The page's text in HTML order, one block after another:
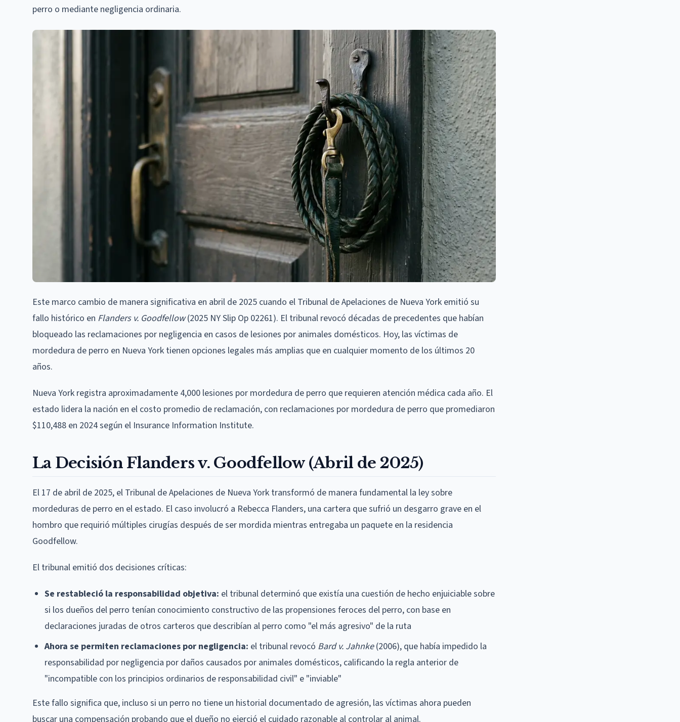
perro o mediante negligencia ordinaria.
Este marco cambio de manera significativa en abril de 2025 cuando el Tribunal de Apelaciones de Nueva York emitió su
fallo histórico en Flanders v. Goodfellow(2025 NY Slip Op 02261). El tribunal revocó décadas de precedentes que habían
bloqueado las reclamaciones por negligencia en casos de lesiones por animales domésticos. Hoy, las víctimas de
mordedura de perro en Nueva York tienen opciones legales más amplias que en cualquier momento de los últimos 20
años.
Nueva York registra aproximadamente 4,000 lesiones por mordedura de perro que requieren atención médica cada año. El
estado lidera la nación en el costo promedio de reclamación, con reclamaciones por mordedura de perro que promediaron
$110,488 en 2024 según el Insurance Information Institute.
La Decisión Flanders v. Goodfellow (Abril de 2025)
El 17 de abril de 2025, el Tribunal de Apelaciones de Nueva York transformó de manera fundamental la ley sobre
mordeduras de perro en el estado. El caso involucró a Rebecca Flanders, una cartera que sufrió un desgarro grave en el
hombro que requirió múltiples cirugías después de ser mordida mientras entregaba un paquete en la residencia
Goodfellow.
El tribunal emitió dos decisiones críticas:
Se restableció la responsabilidad objetiva: el tribunal determinó que existía una cuestión de hecho enjuiciable sobre
si los dueños del perro tenían conocimiento constructivo de las propensiones feroces del perro, con base en
declaraciones juradas de otros carteros que describían al perro como "el más agresivo" de la ruta
Ahora se permiten reclamaciones por negligencia: el tribunal revocó Bard v. Jahnke(2006), que había impedido la
responsabilidad por negligencia por daños causados por animales domésticos, calificando la regla anterior de
"incompatible con los principios ordinarios de responsabilidad civil" e "inviable"
Este fallo significa que, incluso si un perro no tiene un historial documentado de agresión, las víctimas ahora pueden
buscar una compensación probando que el dueño no ejerció el cuidado razonable al controlar al animal.